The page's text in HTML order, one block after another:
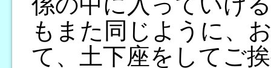
もまた同じように、
て、土下座をしてご